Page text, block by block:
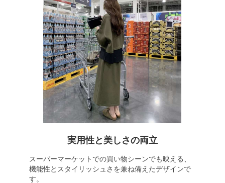
実用性と美しさの両立
スーパーマーケットでの買い物シーンでも映える、
機能性とスタイリッシュさを兼ね備えたデザインで
す。